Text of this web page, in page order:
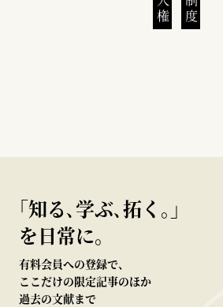
｢知る､学ぶ､拓く｡｣
を日常に。
有料会員への登録で、
ここだけの限定記事のほか
過去の文献まで